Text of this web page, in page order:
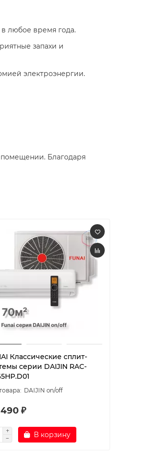
любое время года.
запахи и
электроэнергии.
Благодаря
Классические сплит-
серии DAIJIN RAC-
DAIJIN on/off
₽
В корзину